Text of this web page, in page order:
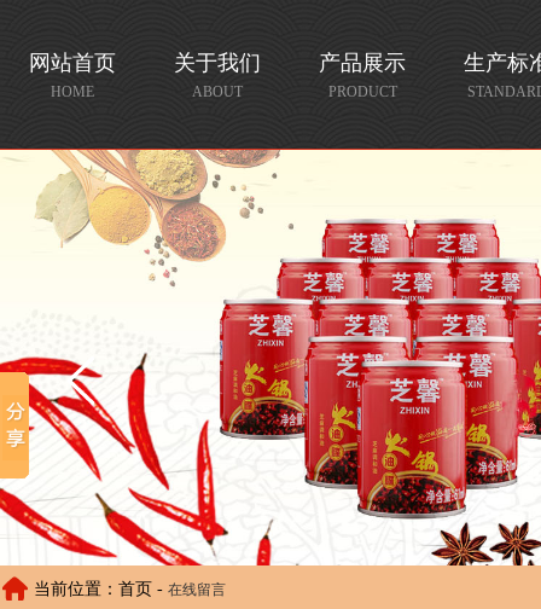
网站首页
HOME
关于我们
ABOUT
产品展示
PRODUCT
生产标
当前位置：首页 - 在线留言